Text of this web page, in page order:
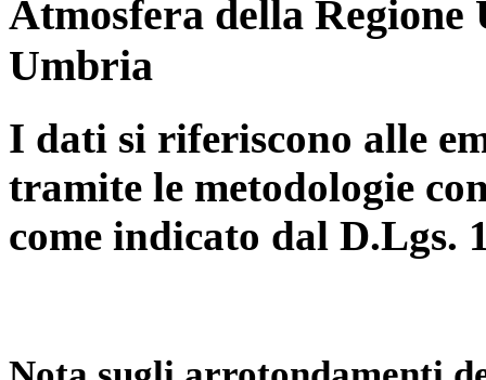
Atmosfera della
Umbria
I dati si riferiscono alle
tramite le metodologie
come indicato dal D.Lgs.